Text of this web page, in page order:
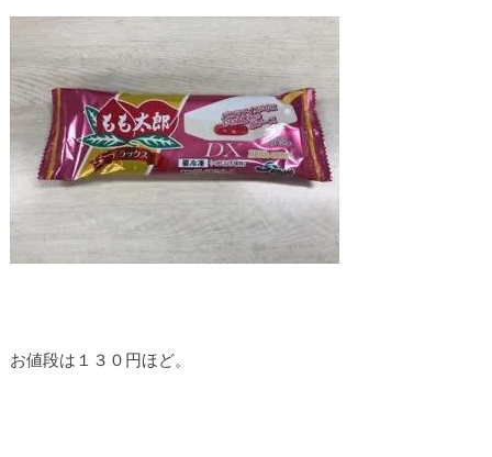
お値段は１３０円ほど。